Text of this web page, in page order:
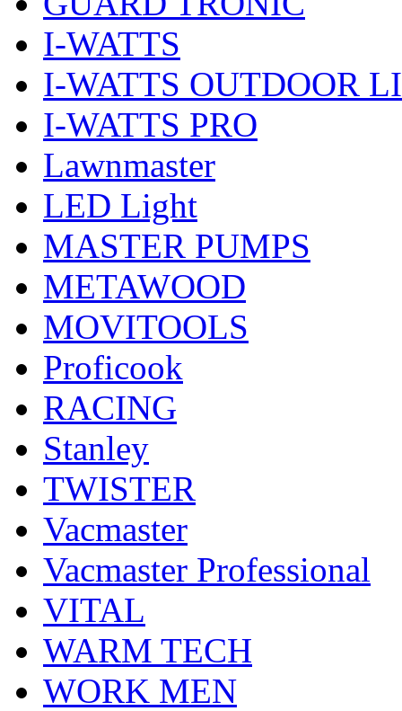
I-WATTS
I-WATTS OUTDOOR
I-WATTS PRO
Lawnmaster
LED Light
MASTER PUMPS
METAWOOD
MOVITOOLS
Proficook
RACING
Stanley
TWISTER
Vacmaster
Vacmaster Professional
VITAL
WARM TECH
WORK MEN